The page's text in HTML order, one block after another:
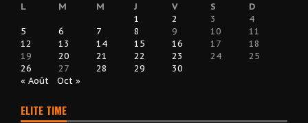
L M M J V S
D
1
2 3
4
5
6 7 8 9 10
11
12
13 14 15 16 17
18
19
20 21 22 23 24
25
26
27 28 29
30
« Août
Oct »
ELITE TIME